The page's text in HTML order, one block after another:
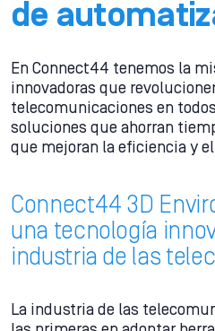
de
En Connect44 tenemos la
innovadoras que
telecomunicaciones en
soluciones que ahorran
que mejoran la eficiencia y
Connect44 3D
una tecnología
industria de las
La industria de las